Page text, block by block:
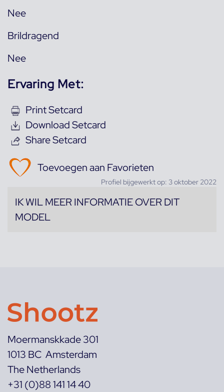
Nee
Brildragend
Nee
Ervaring Met:
Print Setcard
Download Setcard
Share Setcard
Toevoegen aan Favorieten
Profiel bijgewerkt op: 3 oktober 2022
IK WIL MEER INFORMATIE OVER DIT
MODEL
Moermanskkade 301
1013 BC Amsterdam
The Netherlands
+31 (0)88 141 14 40